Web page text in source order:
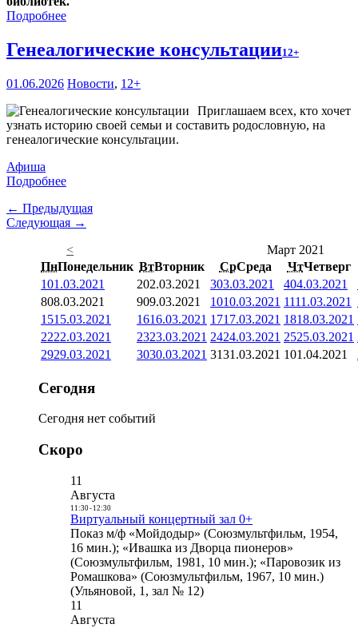
Подробнее
Генеалогические консультации12+
01.06.2026 Новости, 12+
Приглашаем всех, кто хочет
узнать историю своей семьи и составить родословную, на
генеалогические консультации.
Афиша
Подробнее
← Предыдущая
Следующая →
<
Март 2021
ПнПонедельник ВтВторник СрСреда ЧтЧетверг
101.03.2021 202.03.2021 303.03.2021 404.03.2021
808.03.2021 909.03.2021 1010.03.2021 1111.03.2021
1515.03.2021 1616.03.2021 1717.03.2021 1818.03.2021
2222.03.2021 2323.03.2021 2424.03.2021 2525.03.2021
2929.03.2021 3030.03.2021 3131.03.2021 101.04.2021
Сегодня
Сегодня нет событий
Скоро
11
Августа
11:30- 12:30
Виртуальный концертный зал 0+
Показ м/ф «Мойдодыр» (Союзмультфильм, 1954,
16 мин.); «Ивашка из Дворца пионеров»
(Союзмультфильм, 1981, 10 мин.); «Паровозик из
Ромашкова» (Союзмультфильм, 1967, 10 мин.)
(Ульяновой, 1, зал № 12)
11
Августа